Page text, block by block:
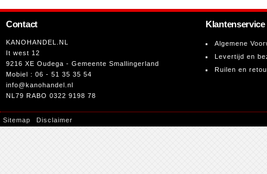
Contact
KANOHANDEL.NL
It west 12
9216 XE Oudega - Gemeente Smallingerland
Mobiel : 06 - 51 35 35 54
info@kanohandel.nl
NL79 RABO 0322 9198 78
Klantenservice
Algemene
Levertijd en
Ruilen en
Sitemap Disclaimer